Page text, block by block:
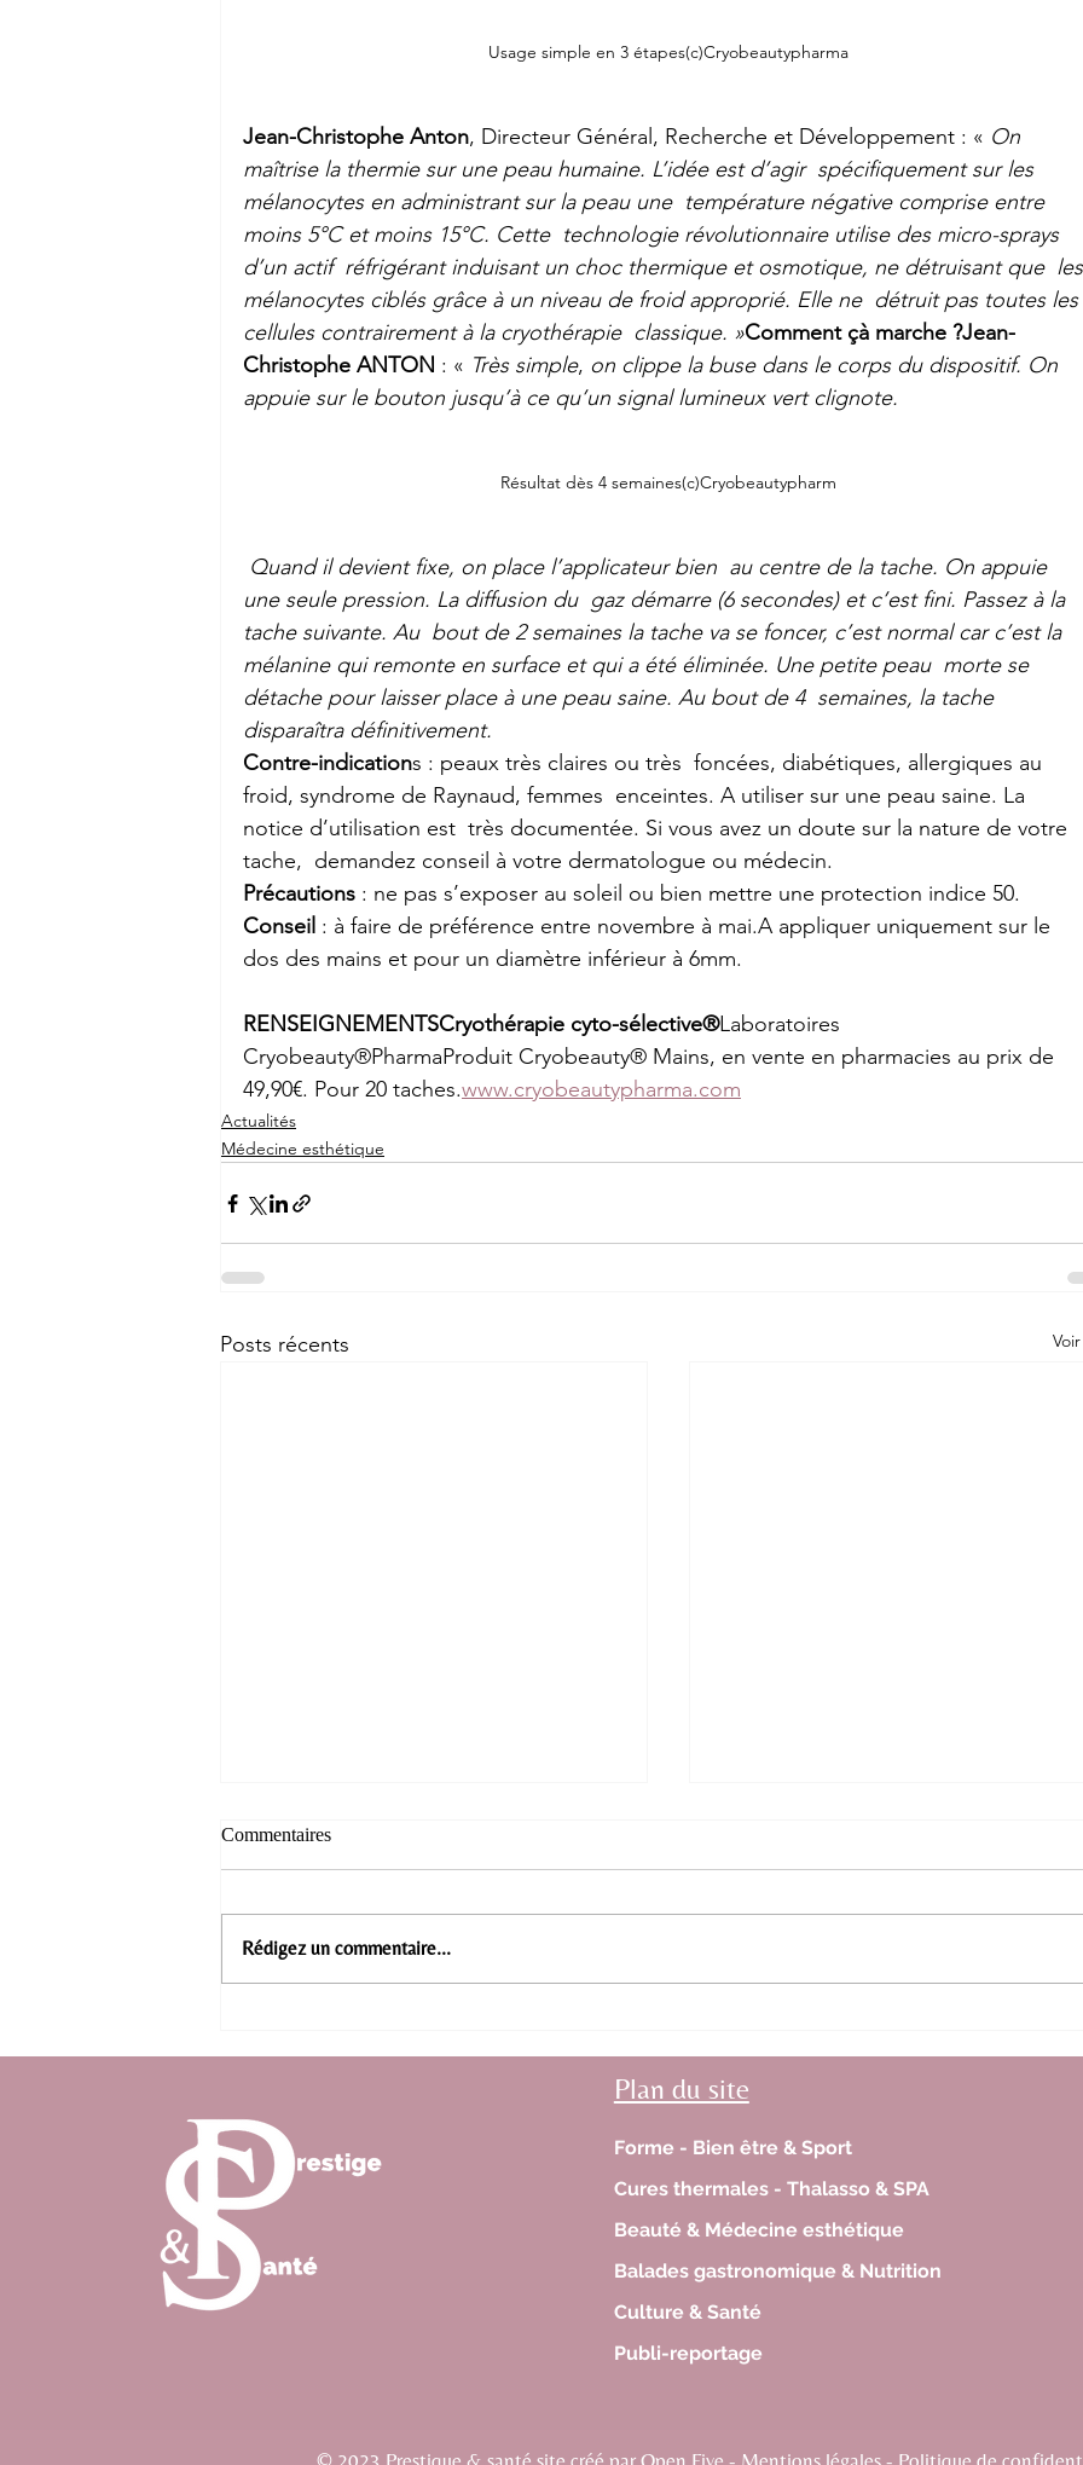
Usage simple en 3 étapes(c)Cryobeautypharma
Jean-Christophe Anton, Directeur Général, Recherche et Développement : « On
maîtrise la thermie sur une peau humaine. L’idée est d’agir  spécifiquement sur les
mélanocytes en administrant sur la peau une  température négative comprise entre
moins 5°C et moins 15°C. Cette  technologie révolutionnaire utilise des micro-sprays
d’un actif  réfrigérant induisant un choc thermique et osmotique, ne détruisant que
mélanocytes ciblés grâce à un niveau de froid approprié. Elle ne  détruit pas toutes les
cellules contrairement à la cryothérapie  classique. »Comment çà marche ?Jean-
Christophe ANTON : « Très simple, on clippe la buse dans le corps du dispositif. On
appuie sur le bouton jusqu’à ce qu’un signal lumineux vert clignote.
Résultat dès 4 semaines(c)Cryobeautypharm
une seule pression. La diffusion du  gaz démarre (6 secondes) et c’est fini. Passez à la
tache suivante. Au  bout de 2 semaines la tache va se foncer, c’est normal car c’est la
mélanine qui remonte en surface et qui a été éliminée. Une petite peau  morte se
détache pour laisser place à une peau saine. Au bout de 4  semaines, la tache
disparaîtra définitivement.
Contre-indications : peaux très claires ou très  foncées, diabétiques, allergiques au
froid, syndrome de Raynaud, femmes  enceintes. A utiliser sur une peau saine. La
notice d’utilisation est  très documentée. Si vous avez un doute sur la nature de votre
tache,  demandez conseil à votre dermatologue ou médecin.
Précautions : ne pas s’exposer au soleil ou bien mettre une protection indice 50.
Conseil : à faire de préférence entre novembre à mai.A appliquer uniquement sur le
dos des mains et pour un diamètre inférieur à 6mm.
RENSEIGNEMENTSCryothérapie cyto-sélective®Laboratoires
Cryobeauty®PharmaProduit Cryobeauty® Mains, en vente en pharmacies au prix de
49,90€. Pour 20 taches.www.cryobeautypharma.com
Actualités
Médecine esthétique
Posts récents
Prise en charge des troubles anxieux aux
Equitation & Handicap J-1Les sports
équestres pour tous lors des
Commentaires
Rédigez un commentaire...
Plan du site
Forme - Bien être & Sport
Cures thermales - Thalasso & SPA
Beauté & Médecine esthétique
Balades gastronomique & Nutrition
Culture & Santé
Publi-reportage